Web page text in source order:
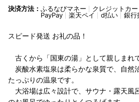
決済方法： ふるなびマネー クレジットカー
PayPay
楽天ペイ d払い 銀行
スピード発送 お礼の品！
古くから「国東の湯」として親しまれ
炭酸水素塩泉は柔らかな泉質で、自然
たっぷりの温泉です。
大浴場は広々設計で、サウナ・露天風